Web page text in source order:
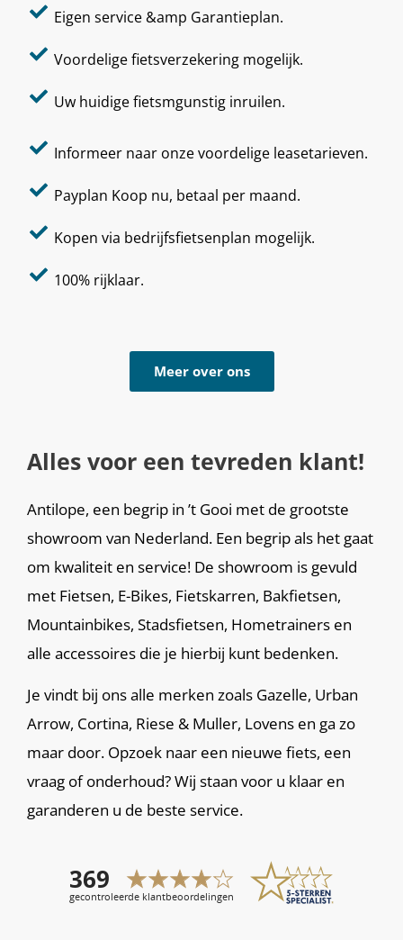
Eigen service &amp Garantieplan.
Voordelige fietsverzekering mogelijk.
Uw huidige fietsmgunstig inruilen.
Informeer naar onze voordelige leasetarieven.
Payplan Koop nu, betaal per maand.
Kopen via bedrijfsfietsenplan mogelijk.
100% rijklaar.
Meer over ons
Alles voor een tevreden klant!
Antilope, een begrip in ’t Gooi met de grootste
showroom van Nederland. Een begrip als het gaat
om kwaliteit en service! De showroom is gevuld
met Fietsen, E-Bikes, Fietskarren, Bakfietsen,
Mountainbikes, Stadsfietsen, Hometrainers en
alle accessoires die je hierbij kunt bedenken.
Je vindt bij ons alle merken zoals Gazelle, Urban
Arrow, Cortina, Riese & Muller, Lovens en ga zo
maar door. Opzoek naar een nieuwe fiets, een
vraag of onderhoud? Wij staan voor u klaar en
garanderen u de beste service.